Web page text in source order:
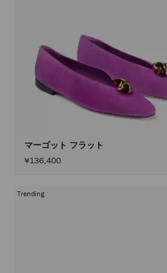
マーゴット フラット
¥136,400
Trending